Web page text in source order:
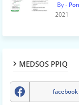
2021
MEDSOS PPIQ
facebook